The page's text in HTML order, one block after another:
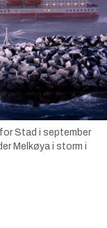
Stad i september
Melkøya i storm i